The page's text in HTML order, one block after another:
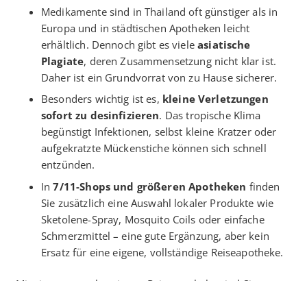
Medikamente sind in Thailand oft günstiger als in
Europa und in städtischen Apotheken leicht
erhältlich. Dennoch gibt es vieleasiatische
Plagiate, deren Zusammensetzung nicht klar ist.
Daher ist ein Grundvorrat von zu Hause sicherer.
Besonders wichtig ist es, kleine Verletzungen
sofort zu desinfizieren. Das tropische Klima
begünstigt Infektionen, selbst kleine Kratzer oder
aufgekratzte Mückenstiche können sich schnell
entzünden.
In7/11-Shops und größeren Apotheken finden
Sie zusätzlich eine Auswahl lokaler Produkte wie
Sketolene-Spray, Mosquito Coils oder einfache
Schmerzmittel – eine gute Ergänzung, aber kein
Ersatz für eine eigene, vollständige Reiseapotheke.